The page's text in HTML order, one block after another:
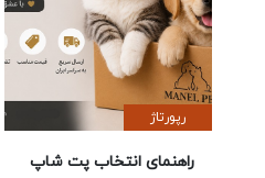
رپورتاژ
راهنمای انتخاب پت شاپ